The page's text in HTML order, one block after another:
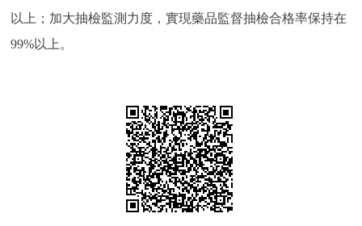
以上；加大抽檢監測力度，實現藥品監督抽檢合格率保持在
99%以上。